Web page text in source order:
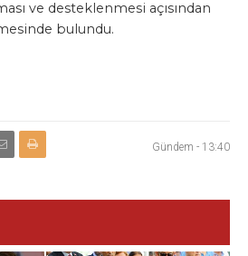
ve desteklenmesi açısından
bulundu.
Gündem - 13:40